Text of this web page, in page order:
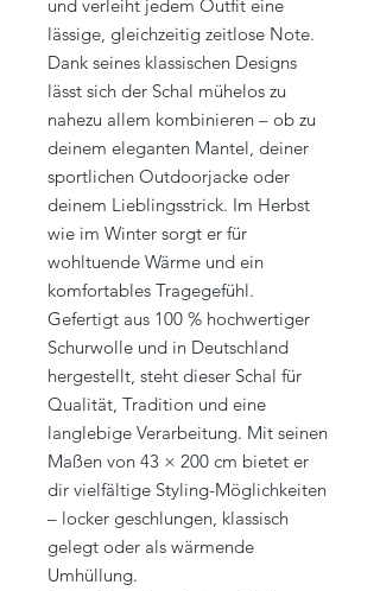
und verleiht jedem Outfit eine
lässige, gleichzeitig zeitlose Note.
Dank seines klassischen Designs
lässt sich der Schal mühelos zu
nahezu allem kombinieren – ob zu
deinem eleganten Mantel, deiner
sportlichen Outdoorjacke oder
deinem Lieblingsstrick. Im Herbst
wie im Winter sorgt er für
wohltuende Wärme und ein
komfortables Tragegefühl.
Gefertigt aus 100 % hochwertiger
Schurwolle und in Deutschland
hergestellt, steht dieser Schal für
Qualität, Tradition und eine
langlebige Verarbeitung. Mit seinen
Maßen von 43 × 200 cm bietet er
dir vielfältige Styling-Möglichkeiten
– locker geschlungen, klassisch
gelegt oder als wärmende
Umhüllung.